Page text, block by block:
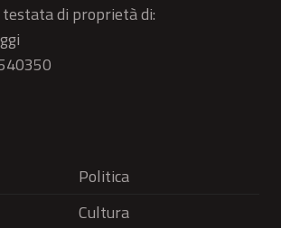
di proprietà di:
Politica
Cultura